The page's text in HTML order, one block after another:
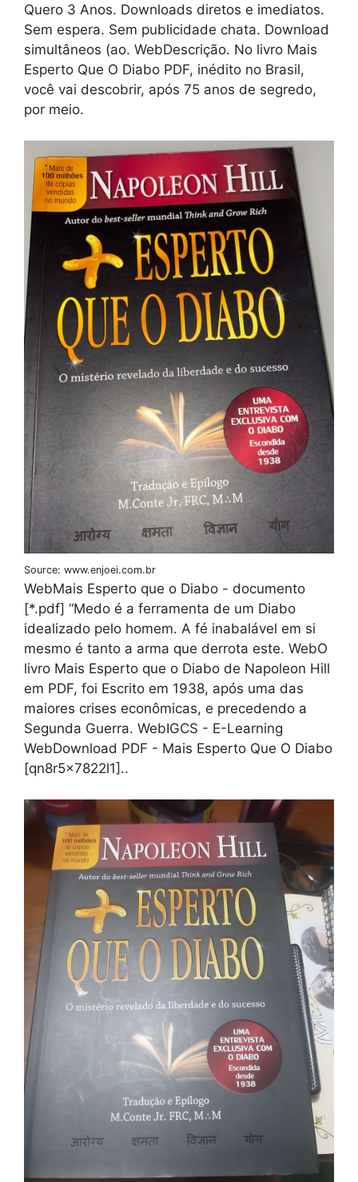
Quero 3 Anos. Downloads diretos e imediatos.
Sem espera. Sem publicidade chata. Download
simultâneos (ao. WebDescrição. No livro Mais
Esperto Que O Diabo PDF, inédito no Brasil,
você vai descobrir, após 75 anos de segredo,
por meio.
Source: www.enjoei.com.br
WebMais Esperto que o Diabo - documento
[*.pdf] “Medo é a ferramenta de um Diabo
idealizado pelo homem. A fé inabalável em si
mesmo é tanto a arma que derrota este. WebO
livro Mais Esperto que o Diabo de Napoleon Hill
em PDF, foi Escrito em 1938, após uma das
maiores crises econômicas, e precedendo a
Segunda Guerra. WebIGCS - E-Learning
WebDownload PDF - Mais Esperto Que O Diabo
[qn8r5x7822l1]..